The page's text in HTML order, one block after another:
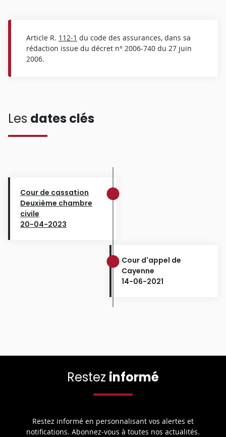
Article R. 112-1 du code des assurances, dans sa
rédaction issue du décret n° 2006-740 du 27 juin
2006.
Les dates clés
Cour de cassation
Deuxième chambre
civile
20-04-2023
Cour d'appel de
Cayenne
14-06-2021
Restez informé
Restez informé en personnalisant vos alertes et
notifications. Abonnez-vous à toutes nos actualités.